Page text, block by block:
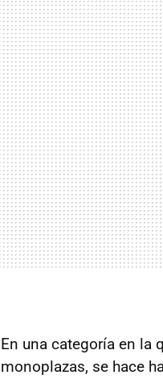
En una categoría en la
monoplazas, se hace